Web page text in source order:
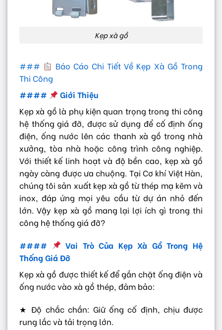
Kẹp xà gồ
###
Báo Cáo Chi Tiết Về Kẹp Xà Gồ Trong
Thi Công
####
Giới Thiệu
Kẹp xà gồ là phụ kiện quan trọng trong thi công
hệ thống giá đỡ, được sử dụng để cố định ống
điện, ống nước lên các thanh xà gồ trong nhà
xưởng, tòa nhà hoặc công trình công nghiệp.
Với thiết kế linh hoạt và độ bền cao, kẹp xà gồ
ngày càng được ưa chuộng. Tại Cơ khí Việt Hàn,
chúng tôi sản xuất kẹp xà gồ từ thép mạ kẽm và
inox, đáp ứng mọi yêu cầu từ dự án nhỏ đến
lớn. Vậy kẹp xà gồ mang lại lợi ích gì trong thi
công hệ thống giá đỡ?
####
Vai Trò Của Kẹp Xà Gồ Trong Hệ
Thống Giá Đỡ
Kẹp xà gồ được thiết kế để gắn chặt ống điện và
ống nước vào xà gồ thép, đảm bảo:
★ Độ chắc chắn: Giữ ống cố định, chịu được
rung lắc và tải trọng lớn.